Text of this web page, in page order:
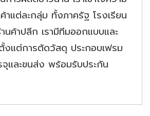
แต่ละกลุ่ม ทั้งภาครัฐ โรงเรียน
นค้าปลีก เรามีทีมออกแบบและ
แต่การตัดวัสดุ ประกอบเฟรม
และขนส่ง พร้อมรับประกัน